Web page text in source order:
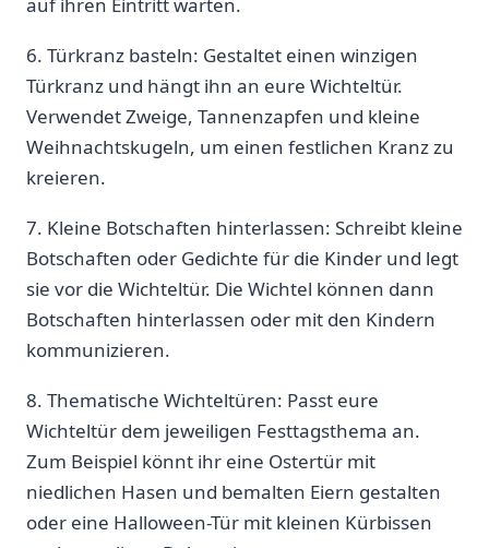
auf ihren Eintritt warten.
6. Türkranz ‌basteln: Gestaltet einen winzigen
Türkranz und hängt ihn an ‌eure Wichteltür.
Verwendet Zweige,‌ Tannenzapfen und kleine
Weihnachtskugeln, um einen festlichen​ Kranz zu
kreieren.
7. Kleine Botschaften hinterlassen: Schreibt kleine
Botschaften oder Gedichte für die Kinder und legt‍
sie​ vor die Wichteltür. ‌Die‌ Wichtel können dann
Botschaften hinterlassen oder mit den Kindern
kommunizieren.
8. ⁢Thematische Wichteltüren: Passt eure‍
Wichteltür dem​ jeweiligen Festtagsthema an.⁤
Zum Beispiel könnt ihr eine Ostertür ‌mit⁢
niedlichen ‍Hasen und bemalten Eiern‌ gestalten
oder eine Halloween-Tür mit kleinen Kürbissen